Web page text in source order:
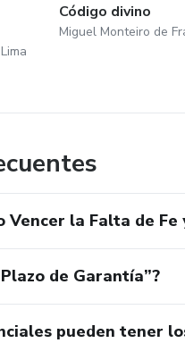
Código divino
Miguel Monteiro de
Vencer la Falta de Fe
de Garantía”?
pueden tener